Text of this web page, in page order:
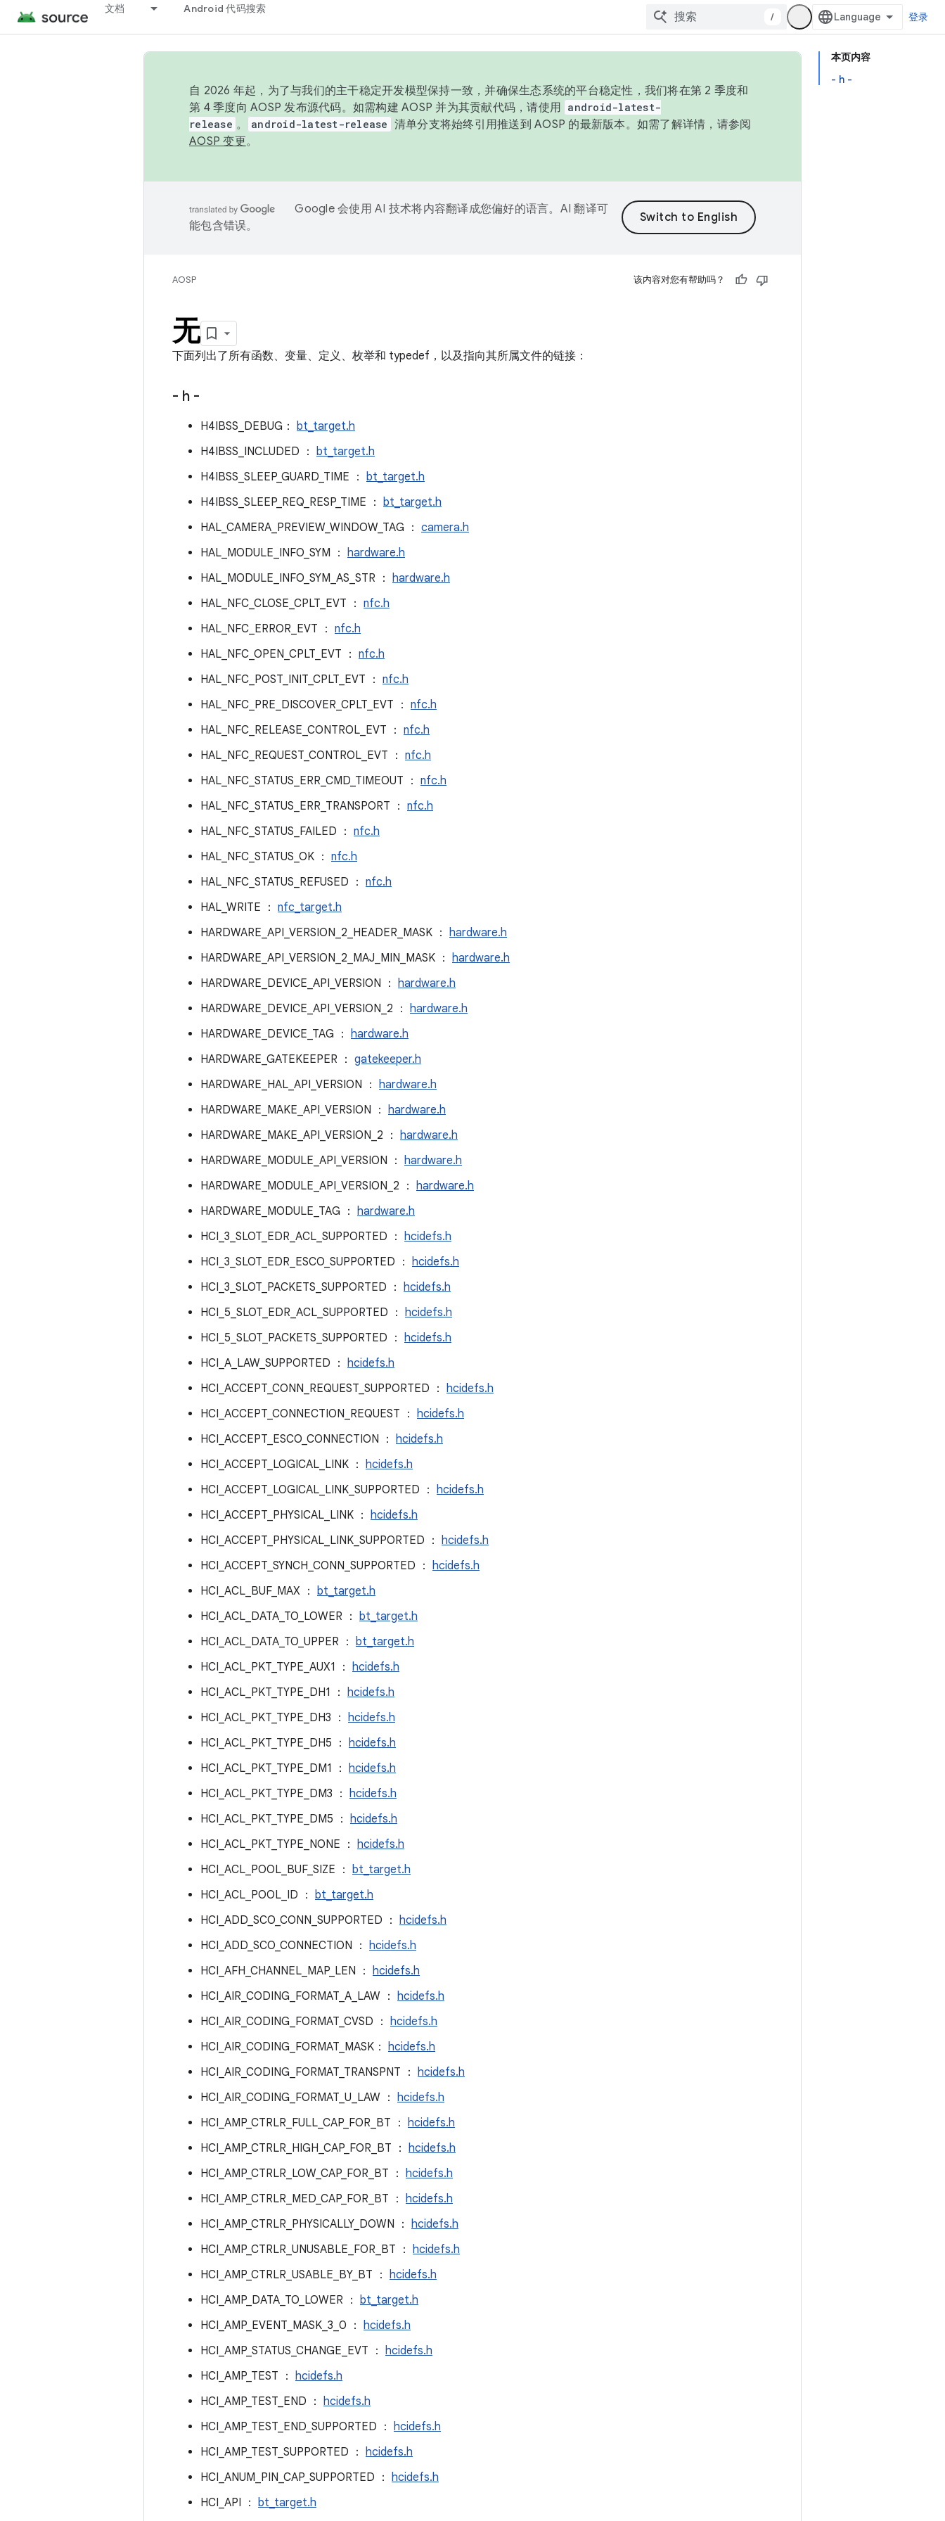
文档 Android 代码搜索
/ 登录
本页内容
- h -
自 2026 年起，为了与我们的主干稳定开发模型保持一致，并确保生态系统的平台稳定性，我们将在第 2 季度和
第 4 季度向 AOSP 发布源代码。如需构建 AOSP 并为其贡献代码，请使用 android-latest-
release 。 android-latest-release 清单分支将始终引用推送到 AOSP 的最新版本。如需了解详情，请参阅
AOSP 变更。
Google 会使用 AI 技术将内容翻译成您偏好的语言。AI 翻译可
能包含错误。
AOSP 该内容对您有帮助吗？
无
下面列出了所有函数、变量、定义、枚举和 typedef，以及指向其所属文件的链接：
- h -
H4IBSS_DEBUG： bt_target.h
H4IBSS_INCLUDED ： bt_target.h
H4IBSS_SLEEP_GUARD_TIME ： bt_target.h
H4IBSS_SLEEP_REQ_RESP_TIME ： bt_target.h
HAL_CAMERA_PREVIEW_WINDOW_TAG ： camera.h
HAL_MODULE_INFO_SYM ： hardware.h
HAL_MODULE_INFO_SYM_AS_STR ： hardware.h
HAL_NFC_CLOSE_CPLT_EVT ： nfc.h
HAL_NFC_ERROR_EVT ： nfc.h
HAL_NFC_OPEN_CPLT_EVT ： nfc.h
HAL_NFC_POST_INIT_CPLT_EVT ： nfc.h
HAL_NFC_PRE_DISCOVER_CPLT_EVT ： nfc.h
HAL_NFC_RELEASE_CONTROL_EVT ： nfc.h
HAL_NFC_REQUEST_CONTROL_EVT ： nfc.h
HAL_NFC_STATUS_ERR_CMD_TIMEOUT ： nfc.h
HAL_NFC_STATUS_ERR_TRANSPORT ： nfc.h
HAL_NFC_STATUS_FAILED ： nfc.h
HAL_NFC_STATUS_OK ： nfc.h
HAL_NFC_STATUS_REFUSED ： nfc.h
HAL_WRITE ： nfc_target.h
HARDWARE_API_VERSION_2_HEADER_MASK ： hardware.h
HARDWARE_API_VERSION_2_MAJ_MIN_MASK ： hardware.h
HARDWARE_DEVICE_API_VERSION ： hardware.h
HARDWARE_DEVICE_API_VERSION_2 ： hardware.h
HARDWARE_DEVICE_TAG ： hardware.h
HARDWARE_GATEKEEPER ： gatekeeper.h
HARDWARE_HAL_API_VERSION ： hardware.h
HARDWARE_MAKE_API_VERSION ： hardware.h
HARDWARE_MAKE_API_VERSION_2 ： hardware.h
HARDWARE_MODULE_API_VERSION ： hardware.h
HARDWARE_MODULE_API_VERSION_2 ： hardware.h
HARDWARE_MODULE_TAG ： hardware.h
HCI_3_SLOT_EDR_ACL_SUPPORTED ： hcidefs.h
HCI_3_SLOT_EDR_ESCO_SUPPORTED ： hcidefs.h
HCI_3_SLOT_PACKETS_SUPPORTED ： hcidefs.h
HCI_5_SLOT_EDR_ACL_SUPPORTED ： hcidefs.h
HCI_5_SLOT_PACKETS_SUPPORTED ： hcidefs.h
HCI_A_LAW_SUPPORTED ： hcidefs.h
HCI_ACCEPT_CONN_REQUEST_SUPPORTED ： hcidefs.h
HCI_ACCEPT_CONNECTION_REQUEST ： hcidefs.h
HCI_ACCEPT_ESCO_CONNECTION ： hcidefs.h
HCI_ACCEPT_LOGICAL_LINK ： hcidefs.h
HCI_ACCEPT_LOGICAL_LINK_SUPPORTED ： hcidefs.h
HCI_ACCEPT_PHYSICAL_LINK ： hcidefs.h
HCI_ACCEPT_PHYSICAL_LINK_SUPPORTED ： hcidefs.h
HCI_ACCEPT_SYNCH_CONN_SUPPORTED ： hcidefs.h
HCI_ACL_BUF_MAX ： bt_target.h
HCI_ACL_DATA_TO_LOWER ： bt_target.h
HCI_ACL_DATA_TO_UPPER ： bt_target.h
HCI_ACL_PKT_TYPE_AUX1 ： hcidefs.h
HCI_ACL_PKT_TYPE_DH1 ： hcidefs.h
HCI_ACL_PKT_TYPE_DH3 ： hcidefs.h
HCI_ACL_PKT_TYPE_DH5 ： hcidefs.h
HCI_ACL_PKT_TYPE_DM1 ： hcidefs.h
HCI_ACL_PKT_TYPE_DM3 ： hcidefs.h
HCI_ACL_PKT_TYPE_DM5 ： hcidefs.h
HCI_ACL_PKT_TYPE_NONE ： hcidefs.h
HCI_ACL_POOL_BUF_SIZE ： bt_target.h
HCI_ACL_POOL_ID ： bt_target.h
HCI_ADD_SCO_CONN_SUPPORTED ： hcidefs.h
HCI_ADD_SCO_CONNECTION ： hcidefs.h
HCI_AFH_CHANNEL_MAP_LEN ： hcidefs.h
HCI_AIR_CODING_FORMAT_A_LAW ： hcidefs.h
HCI_AIR_CODING_FORMAT_CVSD ： hcidefs.h
HCI_AIR_CODING_FORMAT_MASK： hcidefs.h
HCI_AIR_CODING_FORMAT_TRANSPNT ： hcidefs.h
HCI_AIR_CODING_FORMAT_U_LAW ： hcidefs.h
HCI_AMP_CTRLR_FULL_CAP_FOR_BT ： hcidefs.h
HCI_AMP_CTRLR_HIGH_CAP_FOR_BT ： hcidefs.h
HCI_AMP_CTRLR_LOW_CAP_FOR_BT ： hcidefs.h
HCI_AMP_CTRLR_MED_CAP_FOR_BT ： hcidefs.h
HCI_AMP_CTRLR_PHYSICALLY_DOWN ： hcidefs.h
HCI_AMP_CTRLR_UNUSABLE_FOR_BT ： hcidefs.h
HCI_AMP_CTRLR_USABLE_BY_BT ： hcidefs.h
HCI_AMP_DATA_TO_LOWER ： bt_target.h
HCI_AMP_EVENT_MASK_3_0 ： hcidefs.h
HCI_AMP_STATUS_CHANGE_EVT ： hcidefs.h
HCI_AMP_TEST ： hcidefs.h
HCI_AMP_TEST_END ： hcidefs.h
HCI_AMP_TEST_END_SUPPORTED ： hcidefs.h
HCI_AMP_TEST_SUPPORTED ： hcidefs.h
HCI_ANUM_PIN_CAP_SUPPORTED ： hcidefs.h
HCI_API ： bt_target.h